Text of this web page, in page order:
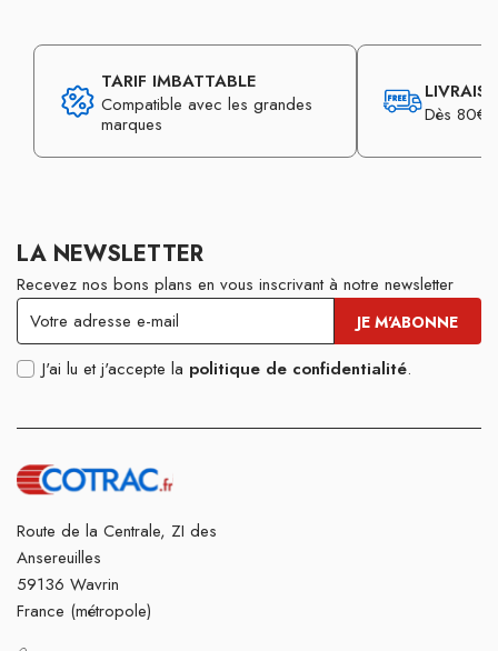
TARIF IMBATTABLE
Compatible avec les grandes
marques
Dès 80€
LA NEWSLETTER
Recevez nos bons plans en vous inscrivant à notre newsletter
J'ai lu et j'accepte la politique de confidentialité.
Route de la Centrale, ZI des
Ansereuilles
59136 Wavrin
France (métropole)